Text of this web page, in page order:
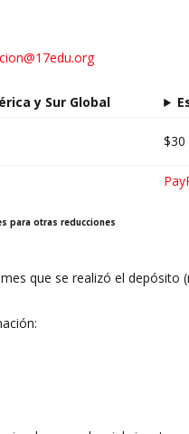
y Sur Global
$30
para otras reducciones
que se realizó el depósito